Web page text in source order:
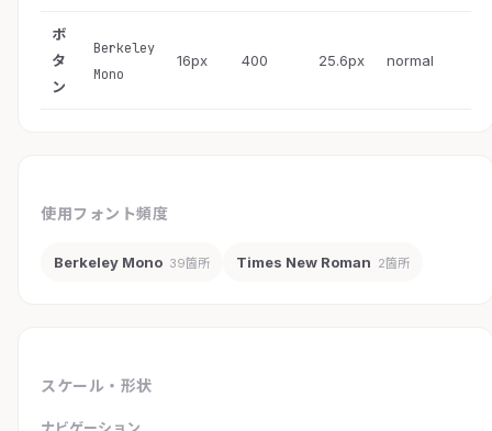
ボ
タ
ン
Berkeley
Mono
16px 400 25.6px normal
使用フォント頻度
Berkeley Mono 39箇所 Times New Roman 2箇所
スケール・形状